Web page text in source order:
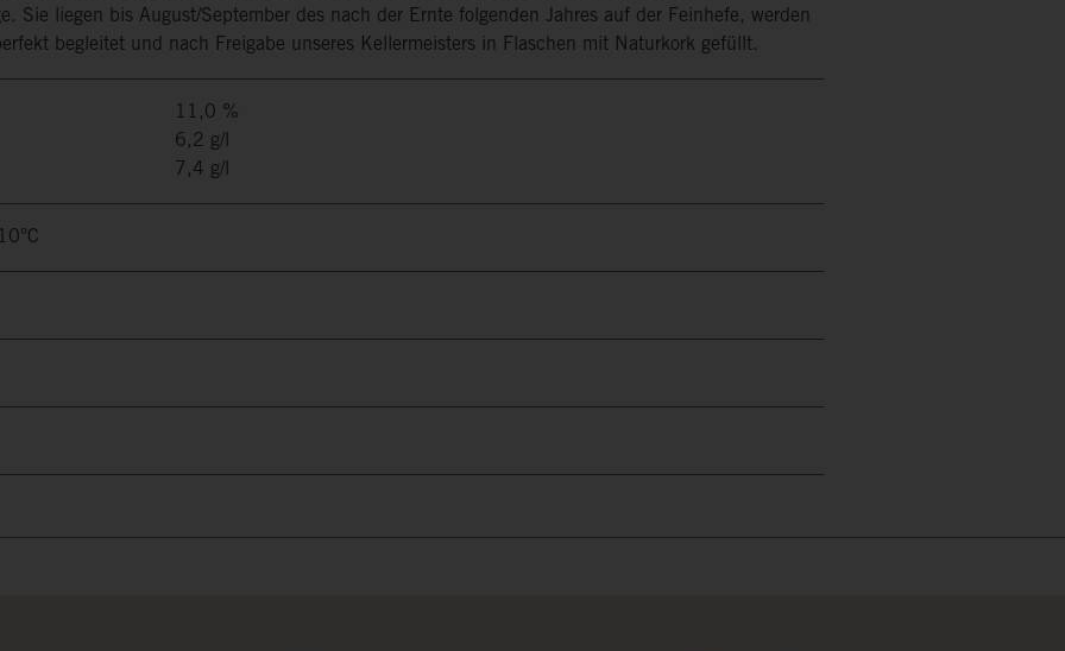
Sie liegen bis August/September des nach der Ernte folgenden Jahres auf der Feinhefe, werden
begleitet und nach Freigabe unseres Kellermeisters in Flaschen mit Naturkork gefüllt.
11,0 %
6,2 g/l
7,4 g/l